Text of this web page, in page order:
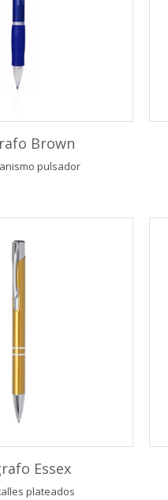
Brown
pulsador
Essex
plateados